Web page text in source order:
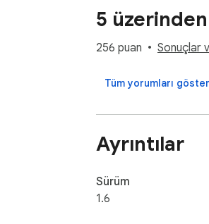
5
256 puan Sonuçlar
Tüm yorumları göster
Ayrıntılar
Sürüm
1.6